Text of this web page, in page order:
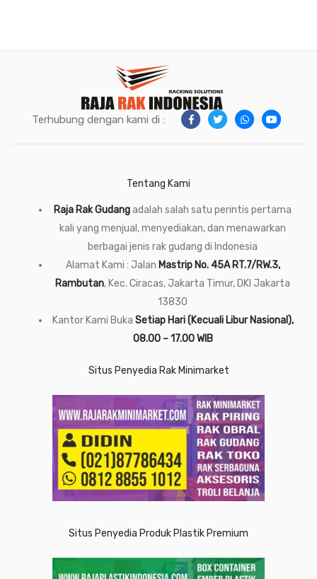
Terhubung dengan kami di :
Tentang Kami
Raja Rak Gudangadalah salah satu perintis pertama
kali yang menjual, menyediakan, dan menawarkan
berbagai jenis rak gudang di Indonesia
Alamat Kami : Jalan Mastrip No. 45A RT.7/RW.3,
Rambutan, Kec. Ciracas, Jakarta Timur, DKI Jakarta
13830
Kantor Kami Buka Setiap Hari (Kecuali Libur Nasional),
08.00 – 17.00 WIB
Situs Penyedia Rak Minimarket
Situs Penyedia Produk Plastik Premium